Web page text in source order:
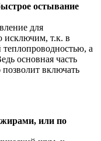
остывание
для
исключим, т.к. в
теплопроводностью, а
основная часть
включать
или по